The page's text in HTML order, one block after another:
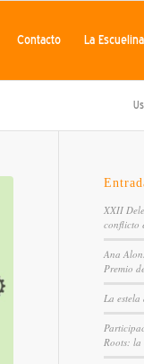
Contacto La
XXII
conflicto
Ana
Premio
La
Roots: la